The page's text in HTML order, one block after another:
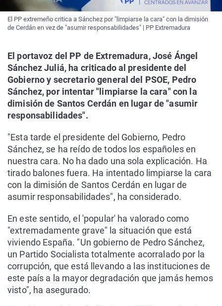
El PP extremeño critica a Sánchez por "limpiarse la cara" con la dimisión
de Cerdán en vez de "asumir responsabilidades" | PP Extremadura
El portavoz del PP de Extremadura, José Ángel
Sánchez Juliá, ha criticado al presidente del
Gobierno y secretario general del PSOE, Pedro
Sánchez, por intentar "limpiarse la cara" con la
dimisión de Santos Cerdán en lugar de "asumir
responsabilidades".
"Esta tarde el presidente del Gobierno, Pedro
Sánchez, se ha reído de todos los españoles en
nuestra cara. No ha dado una sola explicación. Ha
tirado balones fuera. Ha intentado limpiarse la cara
con la dimisión de Santos Cerdán en lugar de
asumir responsabilidades", ha considerado.
En este sentido, el 'popular' ha valorado como
"extremadamente grave" la situación que está
viviendo España. "Un gobierno de Pedro Sánchez,
un Partido Socialista totalmente acorralado por la
corrupción, que está llevando a las instituciones de
este país a la mayor degradación que jamás hemos
visto", ha asegurado.